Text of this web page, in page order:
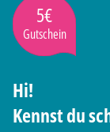
5€
Gutschein
Hi!
Kennst du